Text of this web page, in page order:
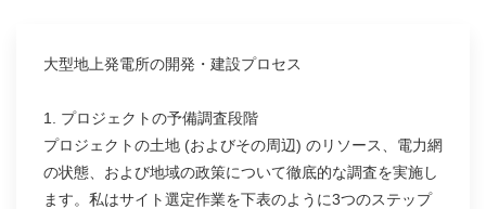
大型地上発電所の開発・建設プロセス
1. プロジェクトの予備調査段階
プロジェクトの土地 (およびその周辺) のリソース、電力網
の状態、および地域の政策について徹底的な調査を実施し
ます。私はサイト選定作業を下表のように3つのステップ